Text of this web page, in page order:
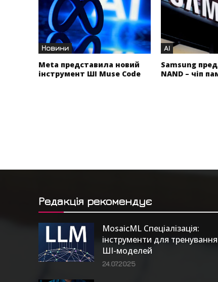
Новини
Meta представила новий
інструмент ШІ Muse Code
AI
Samsung
NAND – чіп
Редакція рекомендує
MosaicML Спеціалізація:
інструменти для тренування
ШІ-моделей
24.07.2025